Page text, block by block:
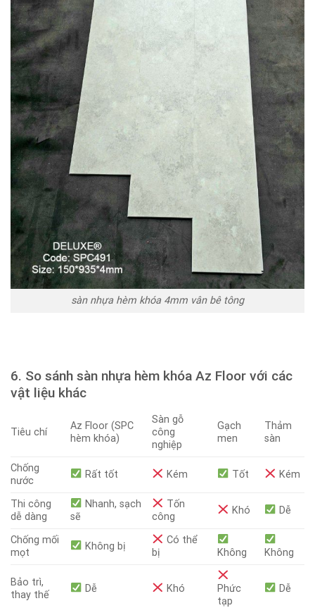
sàn nhựa hèm khóa 4mm vân bê tông
6. So sánh sàn nhựa hèm khóa Az Floor với các
vật liệu khác
Tiêu chí
Az Floor (SPC
hèm khóa)
Sàn gỗ
công
nghiệp
Gạch
men
Thảm
sàn
Chống
nước
Rất tốt Kém Tốt Kém
Thi công
dễ dàng
Nhanh, sạch
sẽ
Tốn
công
Khó Dễ
Chống mối
mọt
Không bị
Có thể
bị
Không Không
Bảo trì,
thay thế
Dễ Khó
Phức
tạp
Dễ